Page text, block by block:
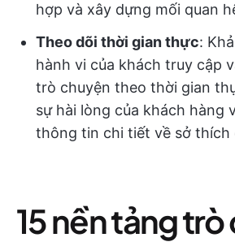
hợp và xây dựng mối quan
Theo dõi thời gian thực:
hành vi của khách truy cập
trò chuyện theo thời gian
sự hài lòng của khách hàng
thông tin chi tiết về sở thích
15 nền tảng